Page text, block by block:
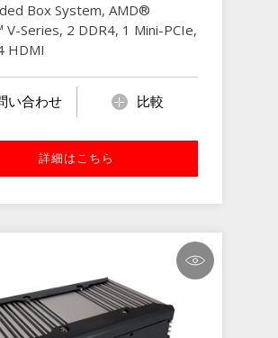
Box System, AMD®
V-Series, 2 DDR4, 1 Mini-PCIe,
HDMI
い合わせ 比較
詳細はこちら